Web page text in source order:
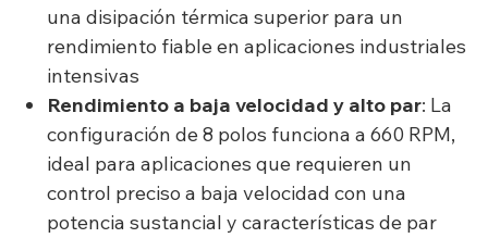
una disipación térmica superior para un
rendimiento fiable en aplicaciones industriales
intensivas
Rendimiento a baja velocidad y alto par: La
configuración de 8 polos funciona a 660 RPM,
ideal para aplicaciones que requieren un
control preciso a baja velocidad con una
potencia sustancial y características de par